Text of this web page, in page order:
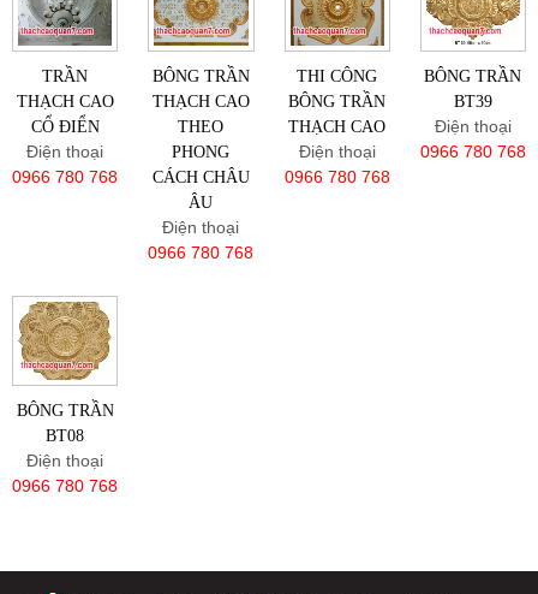
TRẦN
THẠCH CAO
CỔ ĐIỂN
Điện thoại
0966 780 768
BÔNG TRẦN
THẠCH CAO
THEO
PHONG
CÁCH CHÂU
ÂU
Điện thoại
0966 780 768
THI CÔNG
BÔNG TRẦN
THẠCH CAO
Điện thoại
0966 780 768
BÔNG TRẦN
BT39
Điện thoại
0966 780 768
BÔNG TRẦN
BT08
Điện thoại
0966 780 768